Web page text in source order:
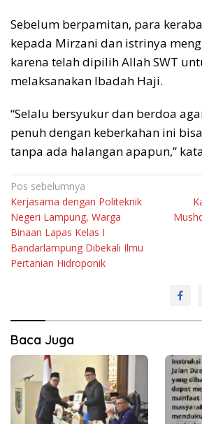
Sebelum berpamitan, para
kepada Mirzani dan istrinya
karena telah dipilih Allah SWT
melaksanakan Ibadah Haji.
“Selalu bersyukur dan berdoa
penuh dengan keberkahan ini
tanpa ada halangan apapun,”
Navigasi
pos
Pos sebelumnya
Kerjasama dengan Politeknik
Negeri Lampung, Warga
Binaan Lapas Kelas I
Bandarlampung Dibekali Ilmu
Pertanian Hidroponik
Baca Juga